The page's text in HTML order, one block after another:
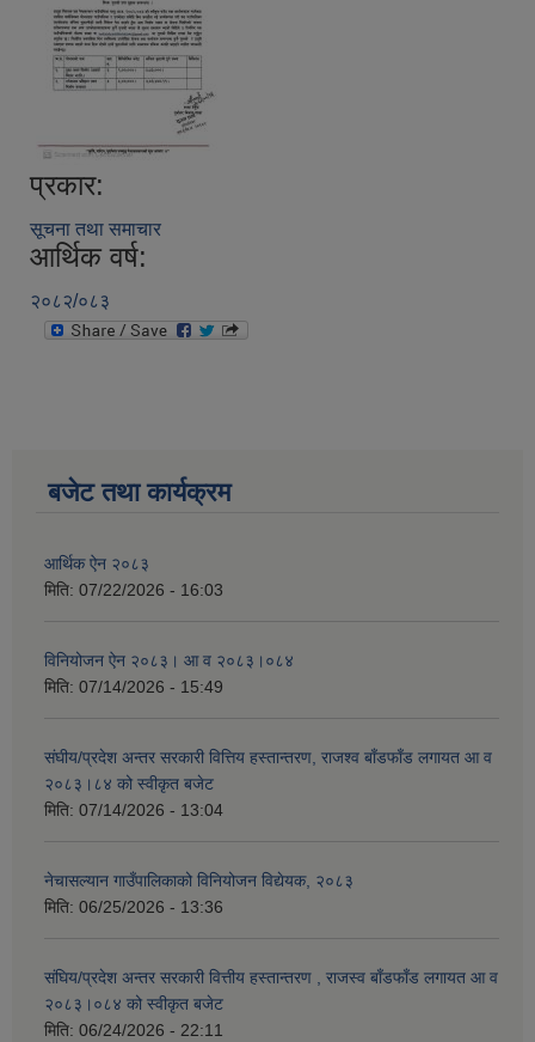
प्रकार:
सूचना तथा समाचार
आर्थिक वर्ष:
२०८२/०८३
बजेट तथा कार्यक्रम
आर्थिक ऐन २०८३
मिति: 07/22/2026 - 16:03
विनियोजन ऐन २०८३। आ व २०८३।०८४
मिति: 07/14/2026 - 15:49
संघीय/प्रदेश अन्तर सरकारी वित्तिय हस्तान्तरण, राजश्व बाँडफाँड लगायत आ व
२०८३।८४ को स्वीकृत बजेट
मिति: 07/14/2026 - 13:04
नेचासल्यान गाउँपालिकाको विनियोजन विद्येयक, २०८३
मिति: 06/25/2026 - 13:36
संघिय/प्रदेश अन्तर सरकारी वित्तीय हस्तान्तरण , राजस्व बाँडफाँड लगायत आ व
२०८३।०८४ को स्वीकृत बजेट
मिति: 06/24/2026 - 22:11